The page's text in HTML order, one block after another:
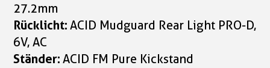
27.2mm
Rücklicht:ACID Mudguard Rear Light PRO-D,
6V, AC
Ständer:ACID FM Pure Kickstand